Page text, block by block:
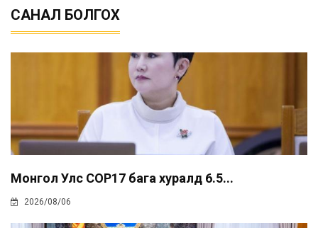
САНАЛ БОЛГОХ
Монгол Улс COP17 бага хуралд 6.5...
2026/08/06